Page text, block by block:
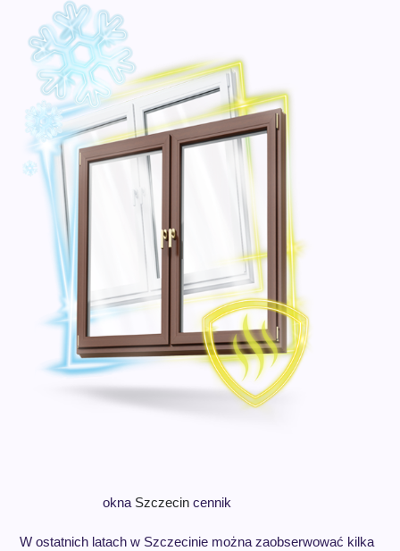
okna Szczecincennik
W ostatnich latach w Szczecinie można zaobserwować kilka